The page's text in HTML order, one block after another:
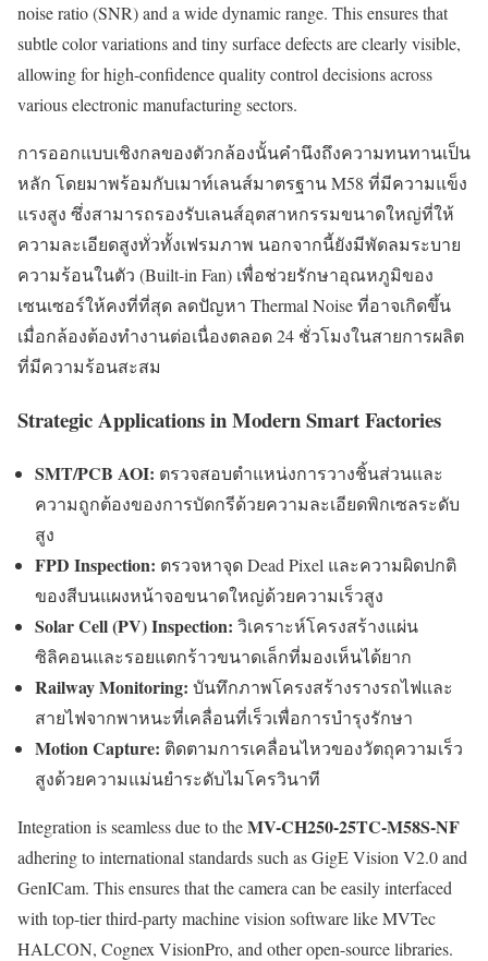
noise ratio (SNR) and a wide dynamic range. This ensures that
subtle color variations and tiny surface defects are clearly visible,
allowing for high-confidence quality control decisions across
various electronic manufacturing sectors.
การออกแบบเชิงกลของตัวกล้องนั้นคำนึงถึงความทนทานเป็น
หลัก โดยมาพร้อมกับเมาท์เลนส์มาตรฐาน M58 ที่มีความแข็ง
แรงสูง ซึ่งสามารถรองรับเลนส์อุตสาหกรรมขนาดใหญ่ที่ให้
ความละเอียดสูงทั่วทั้งเฟรมภาพ นอกจากนี้ยังมีพัดลมระบาย
ความร้อนในตัว (Built-in Fan) เพื่อช่วยรักษาอุณหภูมิของ
เซนเซอร์ให้คงที่ที่สุด ลดปัญหา Thermal Noise ที่อาจเกิดขึ้น
เมื่อกล้องต้องทำงานต่อเนื่องตลอด 24 ชั่วโมงในสายการผลิต
ที่มีความร้อนสะสม
Strategic Applications in Modern Smart Factories
SMT/PCB AOI: ตรวจสอบตำแหน่งการวางชิ้นส่วนและ
ความถูกต้องของการบัดกรีด้วยความละเอียดพิกเซลระดับ
สูง
FPD Inspection: ตรวจหาจุด Dead Pixel และความผิดปกติ
ของสีบนแผงหน้าจอขนาดใหญ่ด้วยความเร็วสูง
Solar Cell (PV) Inspection: วิเคราะห์โครงสร้างแผ่น
ซิลิคอนและรอยแตกร้าวขนาดเล็กที่มองเห็นได้ยาก
Railway Monitoring: บันทึกภาพโครงสร้างรางรถไฟและ
สายไฟจากพาหนะที่เคลื่อนที่เร็วเพื่อการบำรุงรักษา
Motion Capture: ติดตามการเคลื่อนไหวของวัตถุความเร็ว
สูงด้วยความแม่นยำระดับไมโครวินาที
Integration is seamless due to theMV-CH250-25TC-M58S-NF
adhering to international standards such as GigE Vision V2.0 and
GenICam. This ensures that the camera can be easily interfaced
with top-tier third-party machine vision software like MVTec
HALCON, Cognex VisionPro, and other open-source libraries.